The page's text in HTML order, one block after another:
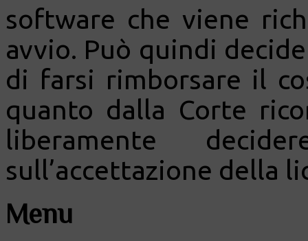
software che viene
avvio. Può quindi
di farsi rimborsare il
quanto dalla Corte
liberamente
sull’accettazione della
Menu